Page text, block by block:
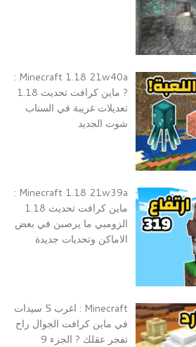
Minecraft 1.18 21w40a :
? ماين كرافت تحديث 1.18
تعديلات غريبة في السناب
شوت الجديد
Minecraft 1.18 21w39a :
ماين كرافت تحديث 1.18
الزومبي ما يرصبن في بعض
الاماكن وتحديات جديدة
Minecraft : اغرب 5 سيدات
في ماين كرافت الجوال راح
تفجر عقلك ? الجزء 9